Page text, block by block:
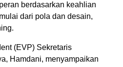
berdasarkan keahlian
dari pola dan desain,
(EVP) Sekretaris
Hamdani, menyampaikan